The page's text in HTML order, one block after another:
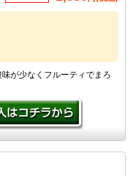
が少なくフルーティでまろ